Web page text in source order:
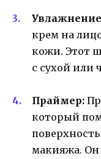
крем на
кожи. Этот
с сухой или
Праймер:
который
макияжа. Он